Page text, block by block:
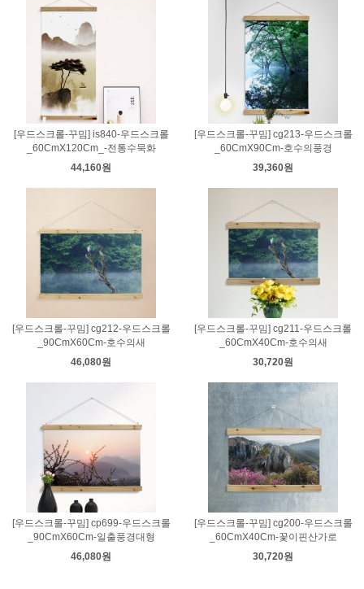
[우드스크롤-꾸밈] is840-우드스크롤
_60CmX120Cm_-전통수묵화
44,160원
[우드스크롤-꾸밈] cg213-우드스크롤
_60CmX90Cm-호수의풍경
39,360원
[우드스크롤-꾸밈] cg212-우드스크롤
_90CmX60Cm-호수의새
46,080원
[우드스크롤-꾸밈] cg211-우드스크롤
_60CmX40Cm-호수의새
30,720원
[우드스크롤-꾸밈] cp699-우드스크롤
_90CmX60Cm-일출풍경대형
46,080원
[우드스크롤-꾸밈] cg200-우드스크롤
_60CmX40Cm-꽃이핀산가로
30,720원